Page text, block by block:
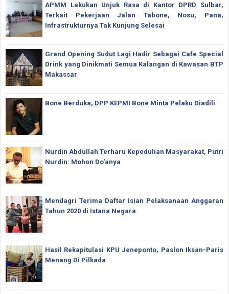
APMM Lakukan Unjuk Rasa di Kantor DPRD Sulbar,
Terkait Pekerjaan Jalan Tabone, Nosu, Pana,
Infrastrukturnya Tak Kunjung Selesai
Grand Opening Sudut Lagi Hadir Sebagai Cafe Special
Drink yang Dinikmati Semua Kalangan di Kawasan BTP
Makassar
Bone Berduka, DPP KEPMI Bone Minta Pelaku Diadili
Nurdin Abdullah Terharu Kepedulian Masyarakat, Putri
Nurdin: Mohon Do'anya
Mendagri Terima Daftar Isian Pelaksanaan Anggaran
Tahun 2020 di Istana Negara
Hasil Rekapitulasi KPU Jeneponto, Paslon Iksan-Paris
Menang Di Pilkada